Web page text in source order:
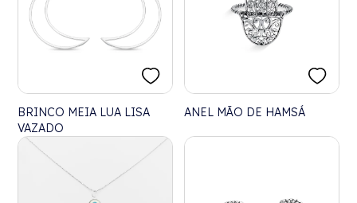
BRINCO MEIA LUA LISA
VAZADO
ANEL MÃO DE HAMSÁ